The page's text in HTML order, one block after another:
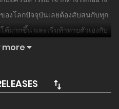
องโลกปัจจุบันเลยต้องสับสนกับทุก
ต้มากขึ้น และเริ่มท้าทายตัวเองกับ
มทำงานพาร์ตไทม์… เดี๋ยวก่อน สอง
โลกสุดแปลก แต่เข้าขากันอย่าง
more